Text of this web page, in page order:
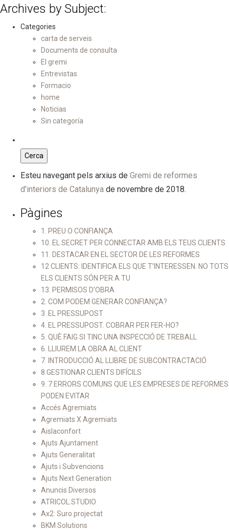
Archives by Subject:
Categories
carta de serveis
Documents de consulta
El gremi
Entrevistas
Formacio
home
Noticias
Sin categoría
Esteu navegant pels arxius de Gremi de reformes
d'interiors de Catalunya de novembre de 2018.
Pàgines
1. PREU O CONFIANÇA
10. EL SECRET PER CONNECTAR AMB ELS TEUS CLIENTS
11. DESTACAR EN EL SECTOR DE LES REFORMES
12 CLIENTS: IDENTIFICA ELS QUE T’INTERESSEN. NO TOTS
ELS CLIENTS SÓN PER A TU
13. PERMISOS D’OBRA
2. COM PODEM GENERAR CONFIANÇA?
3. EL PRESSUPOST
4. EL PRESSUPOST. COBRAR PER FER-HO?
5. QUÈ FAIG SI TINC UNA INSPECCIÓ DE TREBALL
6. LLIUREM LA OBRA AL CLIENT
7. INTRODUCCIÓ AL LLIBRE DE SUBCONTRACTACIÓ
8.GESTIONAR CLIENTS DIFÍCILS
9. 7 ERRORS COMUNS QUE LES EMPRESES DE REFORMES
PODEN EVITAR
Accés Agremiats
Agremiats X Agremiats
Aislaconfort
Ajuts Ajuntament
Ajuts Generalitat
Ajuts i Subvencions
Ajuts Next Generation
Anuncis Diversos
ATRICOL.STUDIO
Ax2: Suro projectat
BKM Solutions